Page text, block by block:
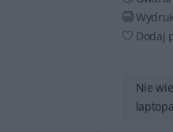
Dodaj
Nie